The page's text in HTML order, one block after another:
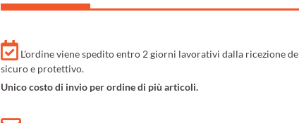
L'ordine viene spedito entro 2 giorni lavorativi dalla ricezione
sicuro e protettivo.
Unico costo di invio per ordine di più articoli.